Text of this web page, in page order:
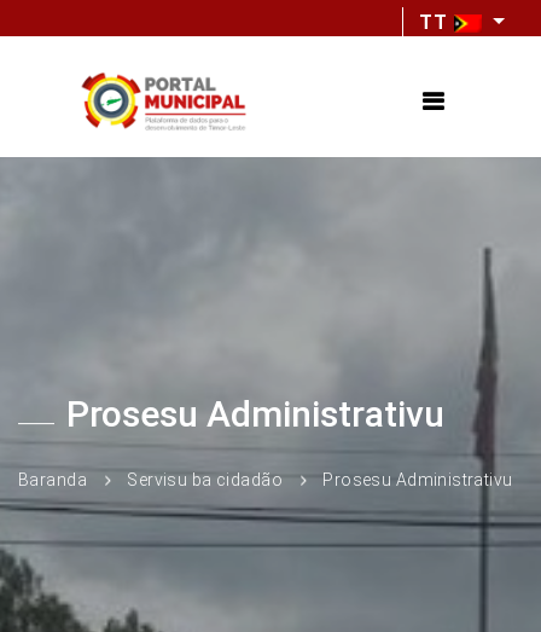
TT
Prosesu Administrativu
Baranda Servisu ba cidadão Prosesu Administrativu